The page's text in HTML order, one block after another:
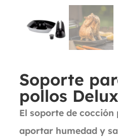
Soporte
pollos
El soporte de
aportar humedad y